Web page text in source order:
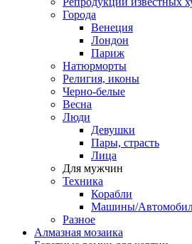
Города
Венеция
Лондон
Париж
Натюрморты
Религия, иконы
Черно-белые
Весна
Люди
Девушки
Пары, страсть
Лица
Для мужчин
Техника
Корабли
Машины/
Разное
Алмазная мозаика